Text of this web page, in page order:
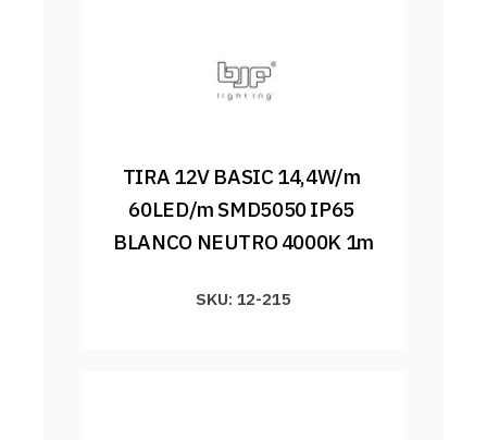
TIRA 12V BASIC 14,4W/m
60LED/m SMD5050 IP65
BLANCO NEUTRO 4000K 1m
SKU: 12-215